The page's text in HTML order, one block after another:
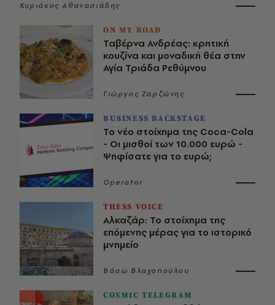
Κυριάκος Αθανασιάδης
ON MY ROAD
Ταβέρνα Ανδρέας: κρητική
κουζίνα και μοναδική θέα στην
Αγία Τριάδα Ρεθύμνου
Γιώργος Ζαρζώνης
BUSINESS BACKSTAGE
Το νέο στοίχημα της Coca-Cola
- Οι μισθοί των 10.000 ευρώ -
Ψηφίσατε για το ευρώ;
Operator
THESS VOICE
Αλκαζάρ: Το στοίχημα της
επόμενης μέρας για το ιστορικό
μνημείο
Βάσω Βλαχοπούλου
COSMIC TELEGRAM